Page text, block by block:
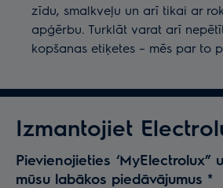
zīdu, smalkveļu un arī tikai ar
apģērbu. Turklāt varat arī
kopšanas etiķetes – mēs par to
Izmantojiet
Pievienojieties ‘MyElectrolux”
mūsu labākos piedāvājumus *